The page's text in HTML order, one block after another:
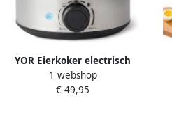
YOR Eierkoker electrisch
Eierkoker met timer Zwart
Zilver ‎‎20cm x 20cm x 20cm;
1 webshop
€ 49,95